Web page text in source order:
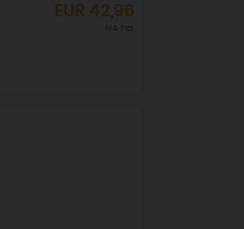
EUR 42,96
IVA incl.